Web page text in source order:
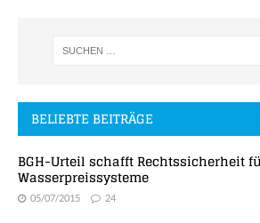
BELIEBTE BEITRÄGE
BGH-Urteil schafft Rechtssicherheit
Wasserpreissysteme
05/07/2015 24